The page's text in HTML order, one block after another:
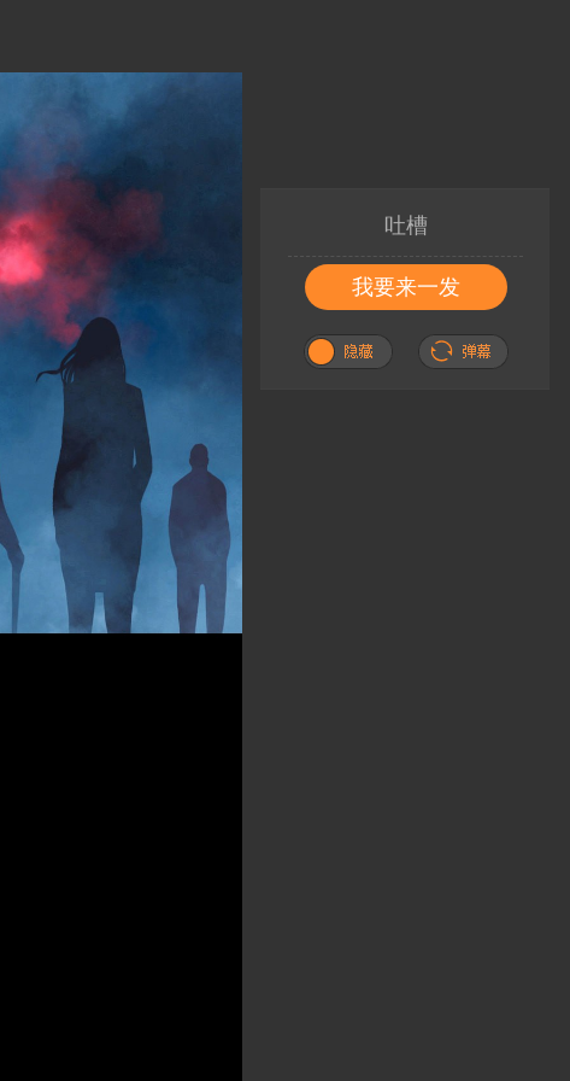
吐槽
我要来一发